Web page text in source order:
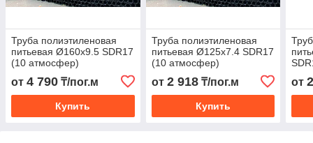
Труба полиэтиленовая
питьевая Ø160х9.5 SDR17
(10 атмосфер)
от 4 790 ₸/пог.м
Купить
Труба полиэтиленовая
питьевая Ø125х7.4 SDR17
(10 атмосфер)
от 2 918₸/пог.м
Купить
от